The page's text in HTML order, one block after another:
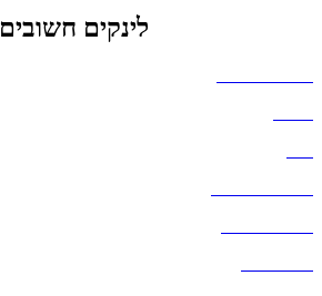
לינקים חשובים